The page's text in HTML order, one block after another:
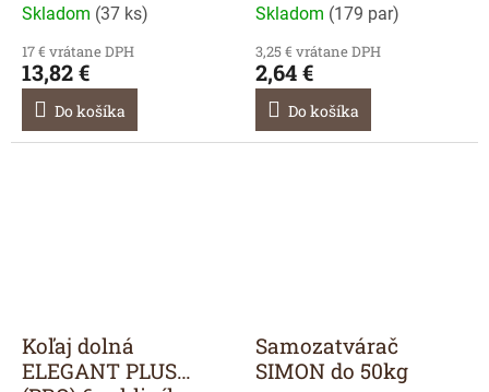
Skladom (37 ks)
17 € vrátane DPH
13,82 €
Do košíka
Skladom (179 par)
3,25 € vrátane DPH
2,64 €
Do košíka
Koľaj dolná
ELEGANT PLUS
Samozatvárač
SIMON do 50kg